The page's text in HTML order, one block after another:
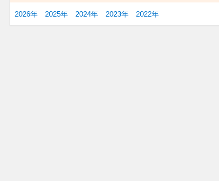
2026年 2025年 2024年 2023年 2022年